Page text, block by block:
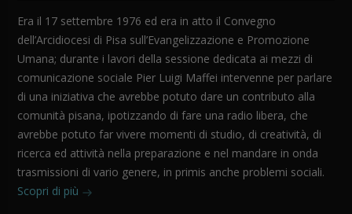
Era il 17 settembre 1976 ed era in atto il Convegno
dell’Arcidiocesi di Pisa sull’Evangelizzazione e Promozione
Umana; durante i lavori della sessione dedicata ai mezzi di
comunicazione sociale Pier Luigi Maffei intervenne per parlare
di una iniziativa che avrebbe potuto dare un contributo alla
comunità pisana, ipotizzando di fare una radio libera, che
avrebbe potuto far vivere momenti di studio, di creatività, di
ricerca ed attività nella preparazione e nel mandare in onda
trasmissioni di vario genere, in primis anche problemi sociali.
Scopri di più